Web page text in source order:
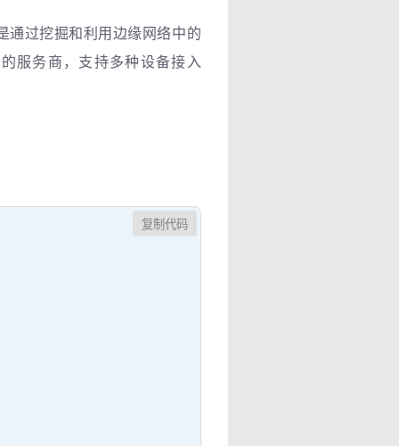
过挖掘和利用边缘网络中的
服务商，支持多种设备接入
复制代码